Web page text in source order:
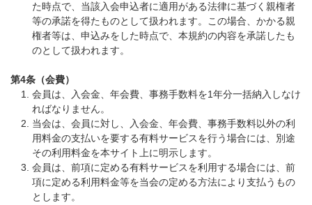
た時点で、当該入会申込者に適用がある法律に基づく親権者
等の承諾を得たものとして扱われます。この場合、かかる親
権者等は、申込みをした時点で、本規約の内容を承諾したも
のとして扱われます。
第4条（会費）
会員は、入会金、年会費、事務手数料を1年分一括納入しなけ
ればなりません。
当会は、会員に対し、入会金、年会費、事務手数料以外の利
用料金の支払いを要する有料サービスを行う場合には、別途
その利用料金を本サイト上に明示します。
会員は、前項に定める有料サービスを利用する場合には、前
項に定める利用料金等を当会の定める方法により支払うもの
とします。